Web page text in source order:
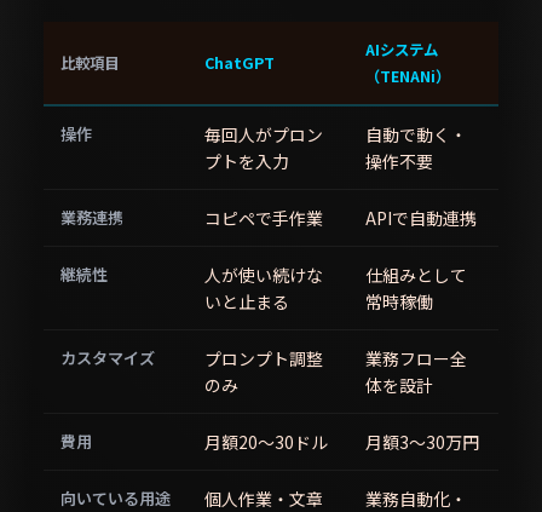
比較項目 ChatGPT
AIシステム
（TENANi）
操作
毎回人がプロン
プトを入力
自動で動く・
操作不要
業務連携 コピペで手作業 APIで自動連携
継続性
人が使い続けな
いと止まる
仕組みとして
常時稼働
カスタマイズ
プロンプト調整
のみ
業務フロー全
体を設計
費用 月額20〜30ドル 月額3〜30万円
向いている用途
個人作業・文章
業務自動化・